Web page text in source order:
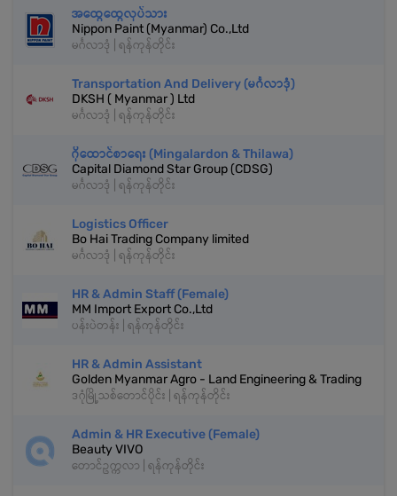
အထွေထွေလုပ်သား
Nippon Paint (Myanmar) Co.,Ltd
မင်္ဂလာဒုံ | ရန်ကုန်တိုင်း
Transportation And Delivery (မင်္ဂလာဒုံ)
DKSH ( Myanmar ) Ltd
မင်္ဂလာဒုံ | ရန်ကုန်တိုင်း
ဂိုထောင်စာရေး (Mingalardon & Thilawa)
Capital Diamond Star Group (CDSG)
မင်္ဂလာဒုံ | ရန်ကုန်တိုင်း
Logistics Officer
Bo Hai Trading Company limited
မင်္ဂလာဒုံ | ရန်ကုန်တိုင်း
HR & Admin Staff (Female)
MM Import Export Co.,Ltd
ပန်းပဲတန်း | ရန်ကုန်တိုင်း
HR & Admin Assistant
Golden Myanmar Agro - Land Engineering & Trading
ဒဂုံမြို့သစ်တောင်ပိုင်း | ရန်ကုန်တိုင်း
Admin & HR Executive (Female)
Beauty VIVO
တောင်ဥက္ကလာ | ရန်ကုန်တိုင်း